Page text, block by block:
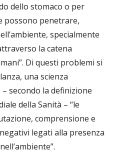
dello stomaco o per
possono penetrare,
specialmente
la catena
Di questi problemi si
una scienza
secondo la definizione
della Sanità – “le
comprensione e
legati alla presenza